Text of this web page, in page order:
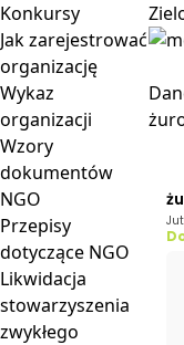
Konkursy
Jak zarejestrować
organizację
Wykaz
organizacji
Wzory
dokumentów
NGO
Przepisy
dotyczące NGO
Likwidacja
stowarzyszenia
zwykłego